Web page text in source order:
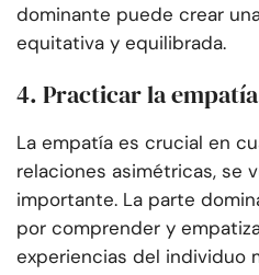
dominante puede crear
equitativa y equilibrada.
4. Practicar la
La empatía es crucial en
relaciones asimétricas, se
importante. La parte
por comprender y
experiencias del individuo